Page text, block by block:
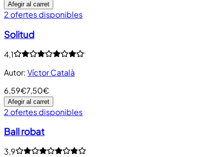
Afegir al carret
2 ofertes disponibles
Solitud
4,1
Autor: Víctor Català
6,59€7,50€
Afegir al carret
2 ofertes disponibles
Ball robat
3,9